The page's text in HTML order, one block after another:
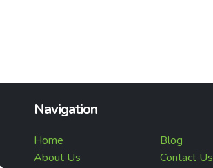
Navigation
Home
About Us
Blog
Contact Us